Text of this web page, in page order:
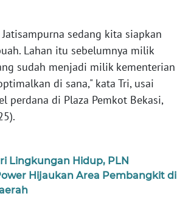
sedang kita siapkan
Lahan itu sebelumnya milik
sudah menjadi milik kementerian
di sana," kata Tri, usai
perdana di Plaza Pemkot Bekasi,
Lingkungan Hidup, PLN
Hijaukan Area Pembangkit di